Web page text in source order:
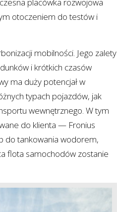
otoczeniem do testów i
mobilności. Jego zalety
i krótkich czasów
ma duży potencjał w
typach pojazdów, jak
wewnętrznego. W tym
do klienta — Fronius
do tankowania wodorem,
flota samochodów zostanie